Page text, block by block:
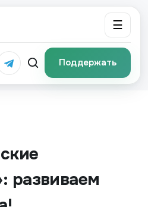
☰
Поддержать
развиваем